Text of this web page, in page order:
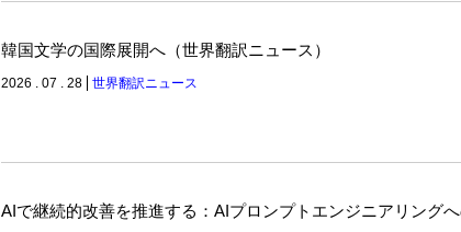
韓国文学の国際展開へ（世界翻訳ニュース）
2026 . 07 . 28 世界翻訳ニュース
AIで継続的改善を推進する：AIプロンプトエンジニアリング